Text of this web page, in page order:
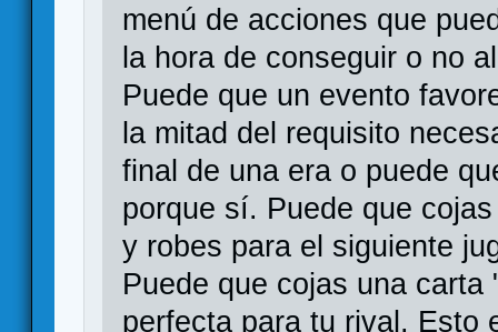
menú de acciones que
la hora de conseguir o no
Puede que un evento
la mitad del requisito
final de una era o puede
porque sí. Puede que
y robes para el siguiente
Puede que cojas una
perfecta para tu rival. Esto